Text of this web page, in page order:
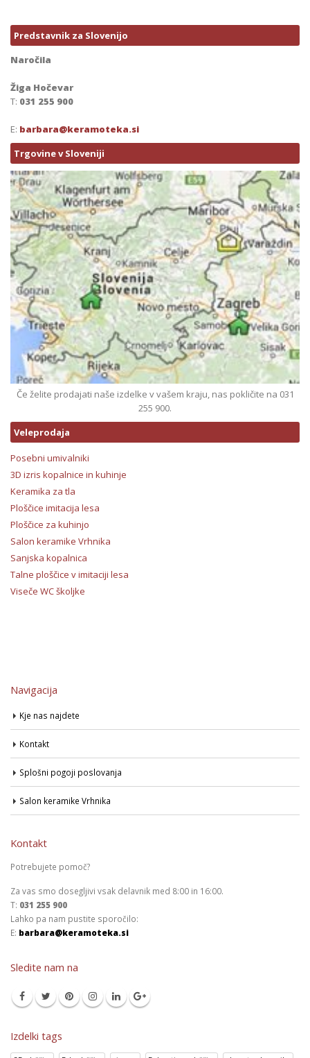
Predstavnik za Slovenijo
Naročila
Žiga Hočevar
T: 031 255 900
E: barbara@keramoteka.si
Trgovine v Sloveniji
Če želite prodajati naše izdelke v vašem kraju, nas pokličite na 031
255 900.
Veleprodaja
Posebni umivalniki
3D izris kopalnice in kuhinje
Keramika za tla
Ploščice imitacija lesa
Ploščice za kuhinjo
Salon keramike Vrhnika
Sanjska kopalnica
Talne ploščice v imitaciji lesa
Viseče WC školjke
Navigacija
Kje nas najdete
Kontakt
Splošni pogoji poslovanja
Salon keramike Vrhnika
Kontakt
Potrebujete pomoč?
Za vas smo dosegljivi vsak delavnik med 8:00 in 16:00.
T: 031 255 900
Lahko pa nam pustite sporočilo:
E: barbara@keramoteka.si
Sledite nam na
Izdelki tags